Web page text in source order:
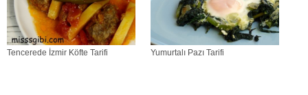
Tencerede İzmir Köfte Tarifi Yumurtalı Pazı Tarifi